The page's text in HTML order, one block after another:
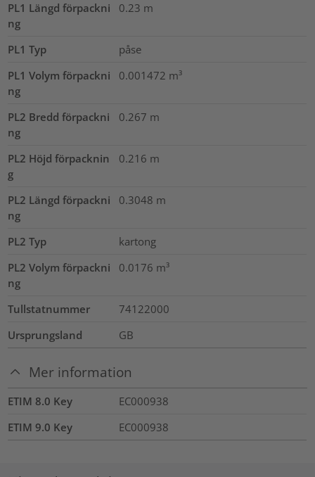
PL1 Längd förpackni
ng
0.23 m
PL1 Typ
påse
PL1 Volym förpackni
ng
0.001472 m³
PL2 Bredd förpackni
ng
0.267 m
PL2 Höjd förpacknin
g
0.216 m
PL2 Längd förpackni
ng
0.3048 m
PL2 Typ
kartong
PL2 Volym förpackni
ng
0.0176 m³
Tullstatnummer
74122000
Ursprungsland
GB
Mer information
ETIM 8.0 Key
EC000938
ETIM 9.0 Key
EC000938